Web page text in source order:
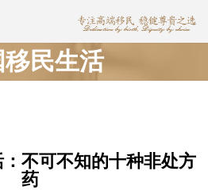
民生活
不可不知的十种非处方
药